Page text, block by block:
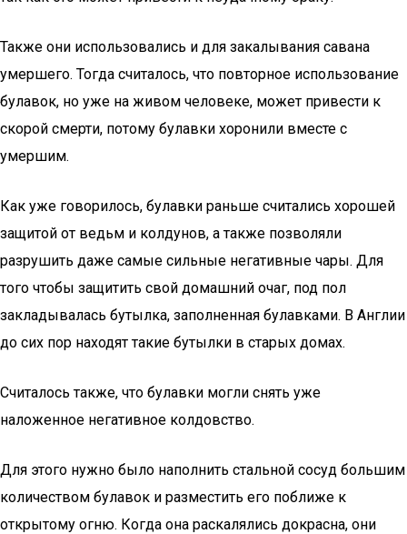
Также они использовались и для закалывания савана
умершего. Тогда считалось, что повторное использование
булавок, но уже на живом человеке, может привести к
скорой смерти, потому булавки хоронили вместе с
умершим.
Как уже говорилось, булавки раньше считались хорошей
защитой от ведьм и колдунов, а также позволяли
разрушить даже самые сильные негативные чары. Для
того чтобы защитить свой домашний очаг, под пол
закладывалась бутылка, заполненная булавками. В Англии
до сих пор находят такие бутылки в старых домах.
Считалось также, что булавки могли снять уже
наложенное негативное колдовство.
Для этого нужно было наполнить стальной сосуд большим
количеством булавок и разместить его поближе к
открытому огню. Когда она раскалялись докрасна, они